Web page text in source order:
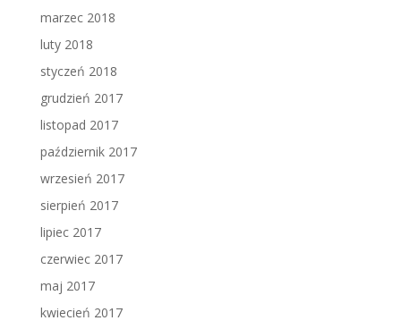
marzec 2018
luty 2018
styczeń 2018
grudzień 2017
listopad 2017
październik 2017
wrzesień 2017
sierpień 2017
lipiec 2017
czerwiec 2017
maj 2017
kwiecień 2017